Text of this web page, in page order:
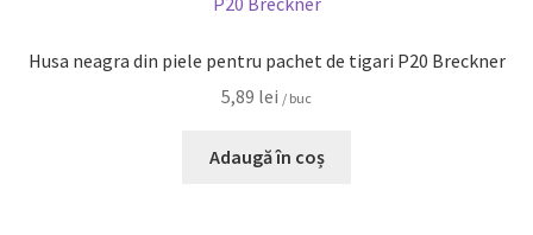
Husa neagra din piele pentru pachet de tigari P20 Breckner
5,89 lei / buc
Adaugă în coș